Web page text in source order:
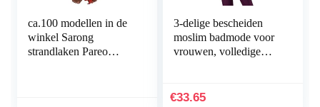
ca.100 modellen in de
winkel Sarong
strandlaken Pareo
3-delige bescheiden
moslim badmode voor
vrouwen, volledige
islamitische,
€33.65